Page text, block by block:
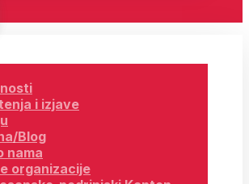
i izjave
Blog
nama
organizacije